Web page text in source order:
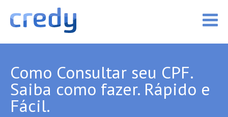
Como Consultar seu CPF.
Saiba como fazer. Rápido e
Fácil.